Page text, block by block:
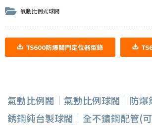
氣動比例式球閥
TS600防爆閥門定位器型錄
氣動比例閥｜氣動比例球閥｜防
銹鋼純台製球閥｜全不鏽鋼配管(可